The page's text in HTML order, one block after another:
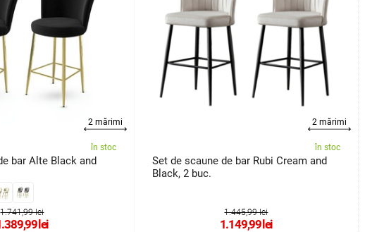
2 mărimi
în stoc
bar Alte Black and
1.741,99 lei
lei
2 mărimi
în stoc
Set de scaune de bar Rubi Cream and
Black, 2 buc.
1.445,99 lei
1.149,99lei